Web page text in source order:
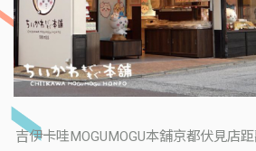
吉伊卡哇MOGUMOGU本舖京都伏見店